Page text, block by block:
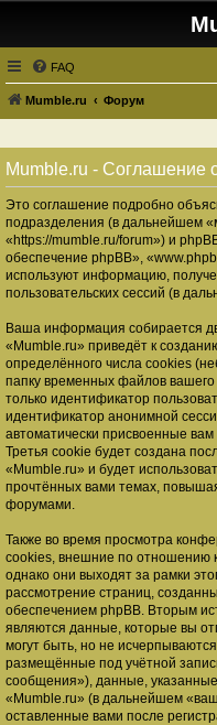
FAQ
Mumble.ru Форум
Mumble.ru - Соглашение
Это соглашение подробно
подразделения (в дальнейшем
«https://mumble.ru/forum») и
обеспечение phpBB»,
используют информацию,
пользовательских сессий (в
Ваша информация собирается
«Mumble.ru» приведёт к
определённого числа cookies
папку временных файлов
только идентификатор
идентификатор анонимной
автоматически присвоенные
Третья cookie будет создана
«Mumble.ru» и будет
прочтённых вами темах,
форумами.
Также во время просмотра
cookies, внешние по отношению
однако они выходят за рамки
рассмотрение страниц,
обеспечением phpBB. Вторым
являются данные, которые вы
могут быть, но не
размещённые под учётной
сообщения»), данные,
«Mumble.ru» (в дальнейшем
оставленные вами после